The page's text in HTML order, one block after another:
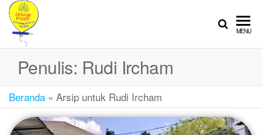
KREATIF
MENU
Penulis: Rudi Ircham
Beranda » Arsip untuk Rudi Ircham